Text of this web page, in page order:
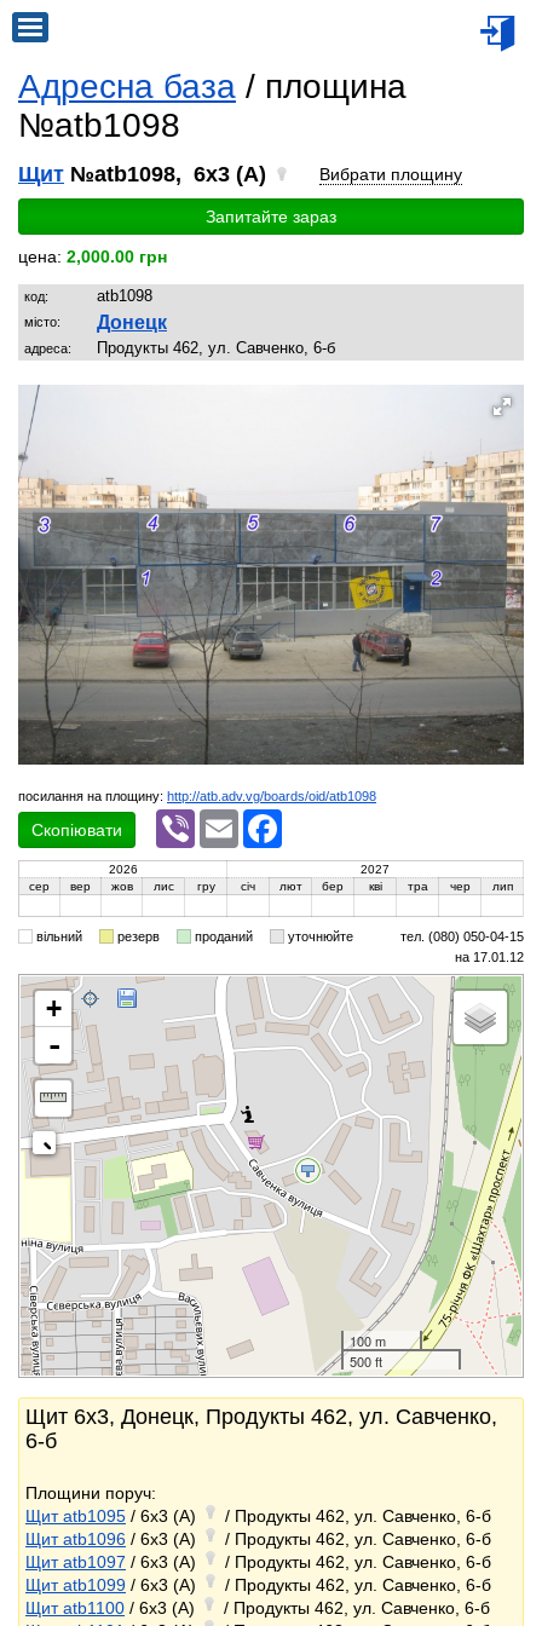
Адресна база / площина
№atb1098
Щит №atb1098, 6x3 (A) Вибрати площину
Запитайте зараз
цена: 2,000.00 грн
код: atb1098
місто: Донецк
адреса: Продукты 462, ул. Савченко, 6-б
посилання на площину: http://atb.adv.vg/boards/oid/atb1098
Скопіювати
Viber Email
2026
2027
сер
вер жов лис гру січ лют бер кві тра чер лип
вільний резерв проданий уточнюйте
тел. (080) 050-04-15
на 17.01.12
+
-
100 m
500 ft
Щит 6x3, Донецк, Продукты 462, ул. Савченко,
6-б
Площини поруч:
Щит atb1095 / 6x3 (A)
/ Продукты 462, ул. Савченко, 6-б
Щит atb1096 / 6x3 (A)
/ Продукты 462, ул. Савченко, 6-б
Щит atb1097 / 6x3 (A)
/ Продукты 462, ул. Савченко, 6-б
Щит atb1099 / 6x3 (A)
/ Продукты 462, ул. Савченко, 6-б
Щит atb1100 / 6x3 (A)
/ Продукты 462, ул. Савченко, 6-б